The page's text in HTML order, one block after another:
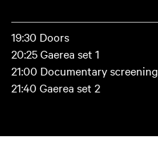
19:30 Doors
20:25 Gaerea set 1
21:00 Documentary screening
21:40 Gaerea set 2